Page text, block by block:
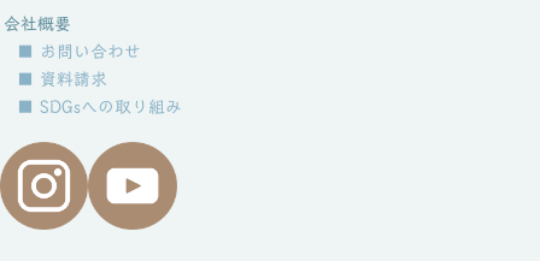
会社概要
■ お問い合わせ
■ 資料請求
■ SDGsへの取り組み